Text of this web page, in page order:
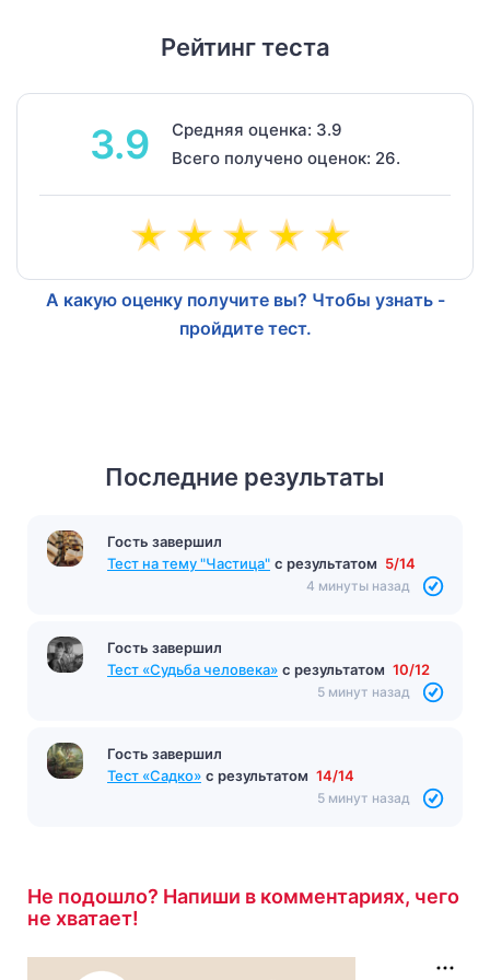
Рейтинг теста
3.9
Средняя оценка: 3.9
Всего получено оценок: 26.
А какую оценку получите вы? Чтобы узнать -
пройдите тест.
Последние результаты
Гость завершил
Тест на тему "Частица" с результатом 5/14
4 минуты назад
Гость завершил
Тест «Судьба человека» с результатом 10/12
5 минут назад
Гость завершил
Тест «Садко» с результатом 14/14
5 минут назад
Не подошло? Напиши в комментариях, чего
не хватает!